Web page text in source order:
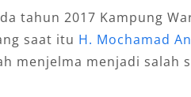
tahun 2017 Kampung
saat itu H. Mochamad
menjelma menjadi salah